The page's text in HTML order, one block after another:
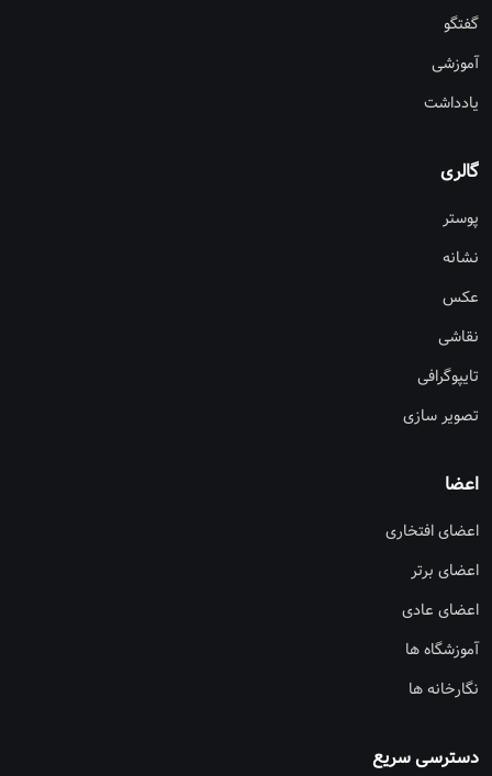
گفتگو
آموزشی
یادداشت
گالری
پوستر
نشانه
عکس
نقاشی
تایپوگرافی
تصویر سازی
اعضا
اعضای افتخاری
اعضای برتر
اعضای عادی
آموزشگاه ها
نگارخانه ها
دسترسی سریع